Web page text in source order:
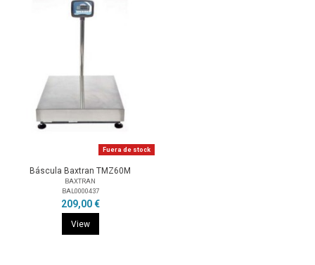
Fuera de stock
Báscula Baxtran TMZ60M
BAXTRAN
BAL0000437
209,00 €
View